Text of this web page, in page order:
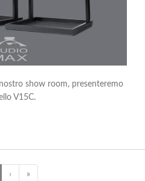
show room, presenteremo
V15C.
› NEXT»